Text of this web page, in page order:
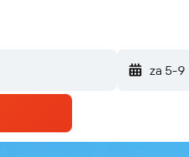
za 5-9